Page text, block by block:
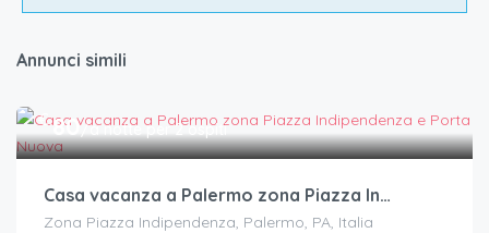
Annunci simili
€.80/a notte per 2 ospiti
Casa vacanza a Palermo zona Piazza Indipendenza-Porta Nuova
Zona Piazza Indipendenza, Palermo, PA, Italia